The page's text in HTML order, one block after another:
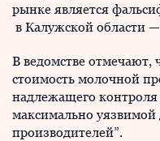
рынке является
в Калужской области
В ведомстве отмечают,
стоимость молочной
надлежащего контроля
максимально
производителей”.